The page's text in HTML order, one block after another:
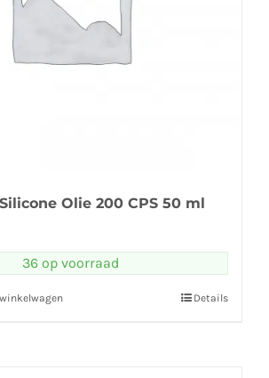
Olie 200 CPS 50 ml
36 op voorraad
Details